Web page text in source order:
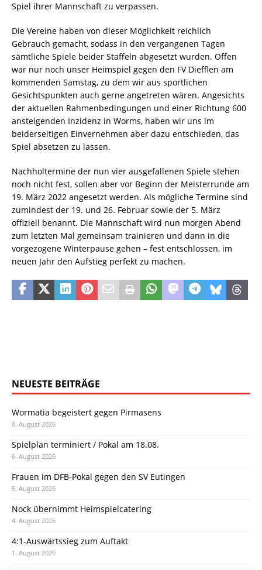
Spiel ihrer Mannschaft zu verpassen.
Die Vereine haben von dieser Möglichkeit reichlich
Gebrauch gemacht, sodass in den vergangenen Tagen
sämtliche Spiele beider Staffeln abgesetzt wurden. Offen
war nur noch unser Heimspiel gegen den FV Diefflen am
kommenden Samstag, zu dem wir aus sportlichen
Gesichtspunkten auch gerne angetreten wären. Angesichts
der aktuellen Rahmenbedingungen und einer Richtung 600
ansteigenden Inzidenz in Worms, haben wir uns im
beiderseitigen Einvernehmen aber dazu entschieden, das
Spiel absetzen zu lassen.
Nachholtermine der nun vier ausgefallenen Spiele stehen
noch nicht fest, sollen aber vor Beginn der Meisterrunde am
19. März 2022 angesetzt werden. Als mögliche Termine sind
zumindest der 19. und 26. Februar sowie der 5. März
offiziell benannt. Die Mannschaft wird nun morgen Abend
zum letzten Mal gemeinsam trainieren und dann in die
vorgezogene Winterpause gehen – fest entschlossen, im
neuen Jahr den Aufstieg perfekt zu machen.
NEUESTE BEITRÄGE
Wormatia begeistert gegen Pirmasens
8. August 2026
Spielplan terminiert / Pokal am 18.08.
6. August 2026
Frauen im DFB-Pokal gegen den SV Eutingen
5. August 2026
Nock übernimmt Heimspielcatering
4. August 2026
4:1-Auswärtssieg zum Auftakt
1. August 2026